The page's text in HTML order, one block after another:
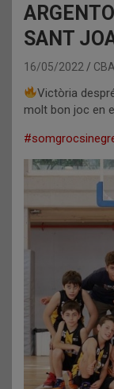
SANT
16/05/2022 CBA
Victòria
molt bon joc en